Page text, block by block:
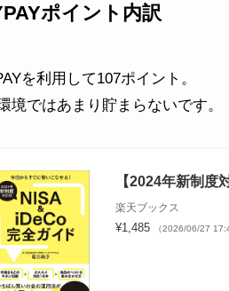
ポイント内訳
を利用して107ポイント。
境ではあまり貯まらないです。
【2024年新制度
楽天ブックス
¥1,485 （2026/06/27